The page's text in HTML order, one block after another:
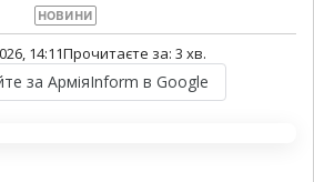
НОВИНИ
14:11Прочитаєте за: 3 хв.
за АрміяInform в Google